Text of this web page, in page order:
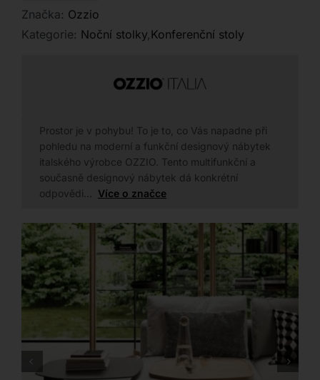
Značka: Ozzio
Kategorie: Noční stolky,Konferenční stoly
Prostor je v pohybu! To je to, co Vás napadne při
pohledu na moderní a funkční designový nábytek
italského výrobce OZZIO. Tento multifunkční a
současně designový nábytek dá konkrétní
odpovědi… Více o značce